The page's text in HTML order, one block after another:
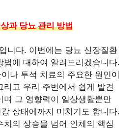
과 당뇨 관리 방법
니다. 이번에는 당뇨 신장질환
법에 대하여 알려드리겠습니다.
나 투석 치료의 주요한 원인이
리고 우리 주변에서 쉽게 발견
며 그 영향력이 일상생활뿐만
상태에까지 미치기도 합니다.
치의 상승을 넘어 인체의 핵심